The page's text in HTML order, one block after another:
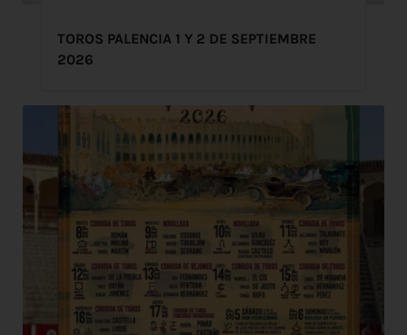
TOROS PALENCIA 1 Y 2 DE SEPTIEMBRE
2026